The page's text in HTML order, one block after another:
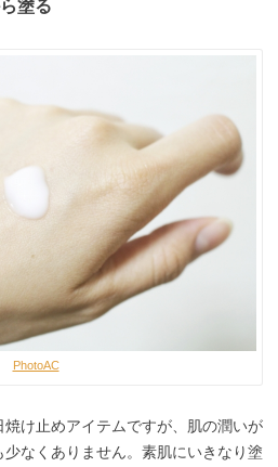
塗る
PhotoAC
け止めアイテムですが、肌の潤いが
なくありません。素肌にいきなり塗